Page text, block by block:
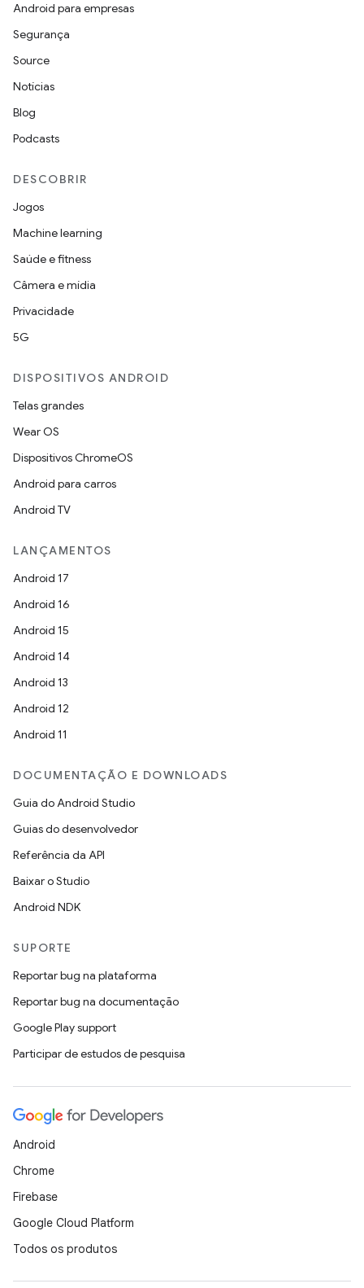
Android para empresas
Segurança
Source
Notícias
Blog
Podcasts
DESCOBRIR
Jogos
Machine learning
Saúde e fitness
Câmera e mídia
Privacidade
5G
DISPOSITIVOS ANDROID
Telas grandes
Wear OS
Dispositivos ChromeOS
Android para carros
Android TV
LANÇAMENTOS
Android 17
Android 16
Android 15
Android 14
Android 13
Android 12
Android 11
DOCUMENTAÇÃO E DOWNLOADS
Guia do Android Studio
Guias do desenvolvedor
Referência da API
Baixar o Studio
Android NDK
SUPORTE
Reportar bug na plataforma
Reportar bug na documentação
Google Play support
Participar de estudos de pesquisa
Android
Chrome
Firebase
Google Cloud Platform
Todos os produtos